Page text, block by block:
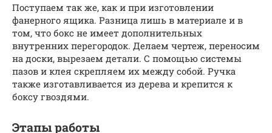
Поступаем так же, как и при изготовлении
фанерного ящика. Разница лишь в материале и в
том, что бокс не имеет дополнительных
внутренних перегородок. Делаем чертеж, переносим
на доски, вырезаем детали. С помощью системы
пазов и клея скрепляем их между собой. Ручка
также изготавливается из дерева и крепится к
боксу гвоздями.
Этапы работы